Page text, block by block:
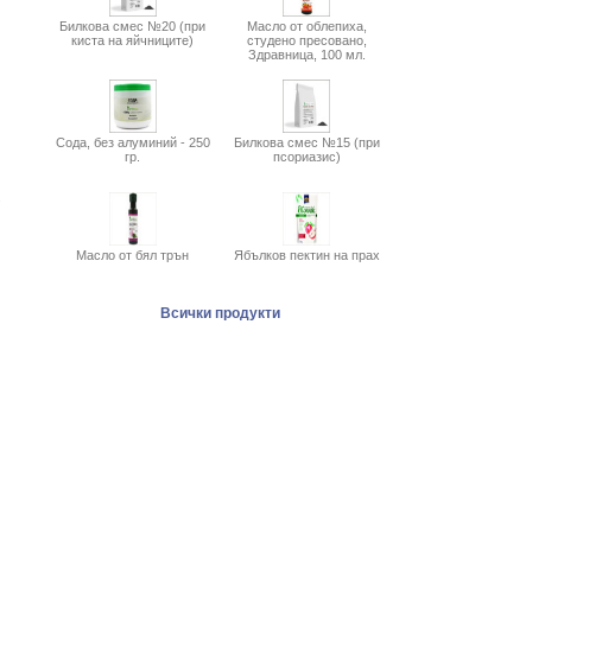
Билкова смес №20 (при
киста на яйчниците)
Масло от облепиха,
студено пресовано,
Здравница, 100 мл.
Сода, без алуминий - 250
гр.
Билкова смес №15 (при
псориазис)
Масло от бял трън Ябълков пектин на прах
Всички продукти